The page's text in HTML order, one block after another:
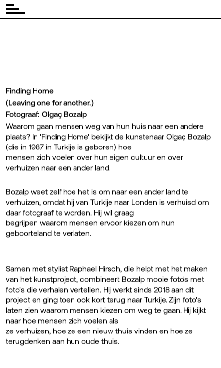
Finding Home
(Leaving one for another.)
Fotograaf: Olgaç Bozalp
Waarom gaan mensen weg van hun huis naar een andere
plaats? In 'Finding Home' bekijkt de kunstenaar Olgaç Bozalp
(die in 1987 in Turkije is geboren) hoe
mensen zich voelen over hun eigen cultuur en over
verhuizen naar een ander land.
Bozalp weet zelf hoe het is om naar een ander land te
verhuizen, omdat hij van Turkije naar Londen is verhuisd om
daar fotograaf te worden. Hij wil graag
begrijpen waarom mensen ervoor kiezen om hun
geboorteland te verlaten.
Samen met stylist Raphael Hirsch, die helpt met het maken
van het kunstproject, combineert Bozalp mooie foto's met
foto's die verhalen vertellen. Hij werkt sinds 2018 aan dit
project en ging toen ook kort terug naar Turkije. Zijn foto's
laten zien waarom mensen kiezen om weg te gaan. Hij kijkt
naar hoe mensen zich voelen als
ze verhuizen, hoe ze een nieuw thuis vinden en hoe ze
terugdenken aan hun oude thuis.